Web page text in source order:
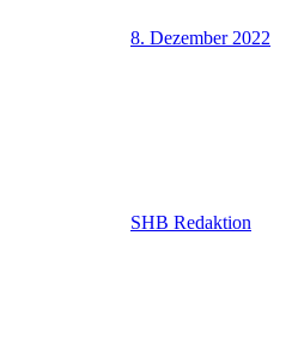
8. Dezember 2022
SHB Redaktion